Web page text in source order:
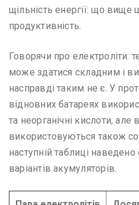
щільність енергії: що вище
продуктивність.
Говорячи про електроліти:
може здатися складним і
насправді таким не є. У
відновних батареях
та неорганічні кислоти,
використовуються також
наступній таблиці
варіантів акумуляторів.